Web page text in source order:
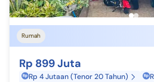
Rumah
Rp 899 Juta
Rp 4 Jutaan (Tenor 20 Tahun)